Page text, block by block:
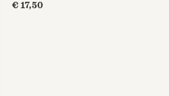
Experttips voor een
€ 17,50